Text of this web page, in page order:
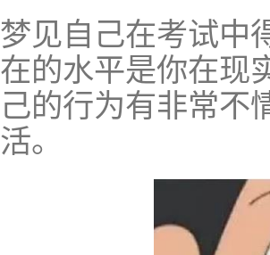
梦见自己在考试中
在的水平是你在现
己的行为有非常不
活。